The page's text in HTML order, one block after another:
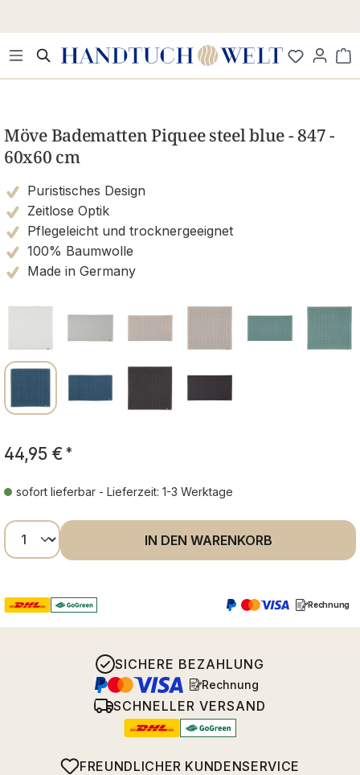
Möve Badematten Piquee steel blue - 847 -
60x60 cm
Puristisches Design
Zeitlose Optik
Pflegeleicht und trocknergeeignet
100% Baumwolle
Made in Germany
44,95 € *
sofort lieferbar - Lieferzeit: 1-3 Werktage
Produkt Anzahl: Gib den gewünschten
IN DEN WARENKORB
Rechnung
SICHERE BEZAHLUNG
Rechnung
SCHNELLER VERSAND
FREUNDLICHER KUNDENSERVICE